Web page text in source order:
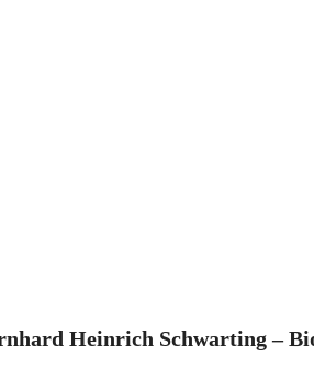
Heinrich Schwarting –